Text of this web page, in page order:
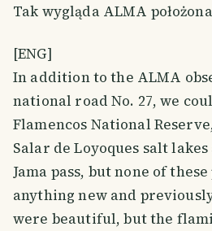
Tak wygląda ALMA
[ENG]
In addition to the ALMA
national road No. 27, we
Flamencos National
Salar de Loyoques salt lakes
Jama pass, but none of
anything new and
were beautiful, but the